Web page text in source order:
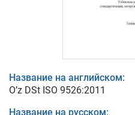
Название на английском:
O’z DSt ISO 9526:2011
Название на русском: